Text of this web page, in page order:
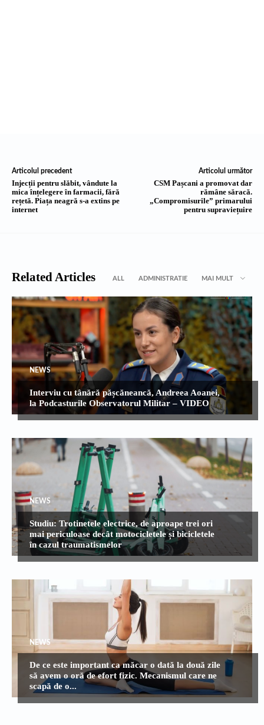
Articolul precedent
Injecții pentru slăbit, vândute la
mica înțelegere în farmacii, fără
rețetă. Piața neagră s-a extins pe
internet
Articolul următor
CSM Pașcani a promovat dar
rămâne săracă.
„Compromisurile” primarului
pentru supraviețuire
Related Articles ALL ADMINISTRATIE MAI MULT
NEWS
Interviu cu tânără pășcăneancă, Andreea Aoanei,
la Podcasturile Observatorul Militar – VIDEO
NEWS
Studiu: Trotinetele electrice, de aproape trei ori
mai periculoase decât motocicletele și bicicletele
în cazul traumatismelor
NEWS
De ce este important ca măcar o dată la două zile
să avem o oră de efort fizic. Mecanismul care ne
scapă de o...